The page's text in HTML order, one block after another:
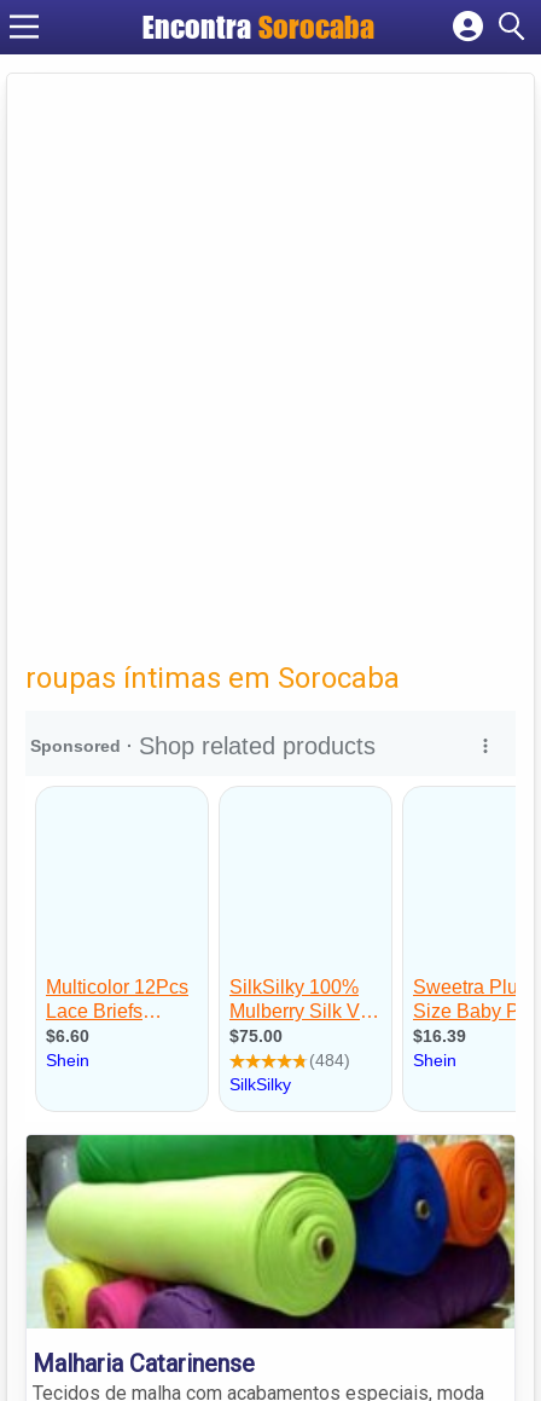
EncontraSorocaba
Cadastrar empresa
roupas íntimas em Sorocaba
Malharia Catarinense
Tecidos de malha com acabamentos especiais, moda